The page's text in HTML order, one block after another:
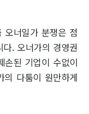
오너일가 분쟁은 점
. 오너가의 경영권
손된 기업이 수없이
의 다툼이 원만하게